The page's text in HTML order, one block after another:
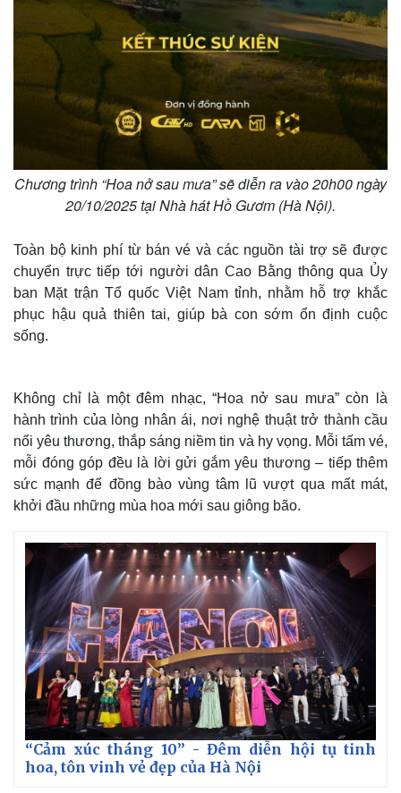
Quan sát
Cuộc sống đó đây
Video
Ảnh
E-Magazine
Infographic
Chương trình “Hoa nở sau mưa” sẽ diễn ra vào 20h00 ngày
20/10/2025 tại Nhà hát Hồ Gươm (Hà Nội).
Toàn bộ kinh phí từ bán vé và các nguồn tài trợ sẽ được
chuyển trực tiếp tới người dân Cao Bằng thông qua Ủy
ban Mặt trận Tổ quốc Việt Nam tỉnh, nhằm hỗ trợ khắc
phục hậu quả thiên tai, giúp bà con sớm ổn định cuộc
sống.
Không chỉ là một đêm nhạc, “Hoa nở sau mưa” còn là
hành trình của lòng nhân ái, nơi nghệ thuật trở thành cầu
nối yêu thương, thắp sáng niềm tin và hy vọng. Mỗi tấm vé,
mỗi đóng góp đều là lời gửi gắm yêu thương – tiếp thêm
sức mạnh để đồng bào vùng tâm lũ vượt qua mất mát,
khởi đầu những mùa hoa mới sau giông bão.
“Cảm xúc tháng 10” - Đêm diễn hội tụ tinh
hoa, tôn vinh vẻ đẹp của Hà Nội